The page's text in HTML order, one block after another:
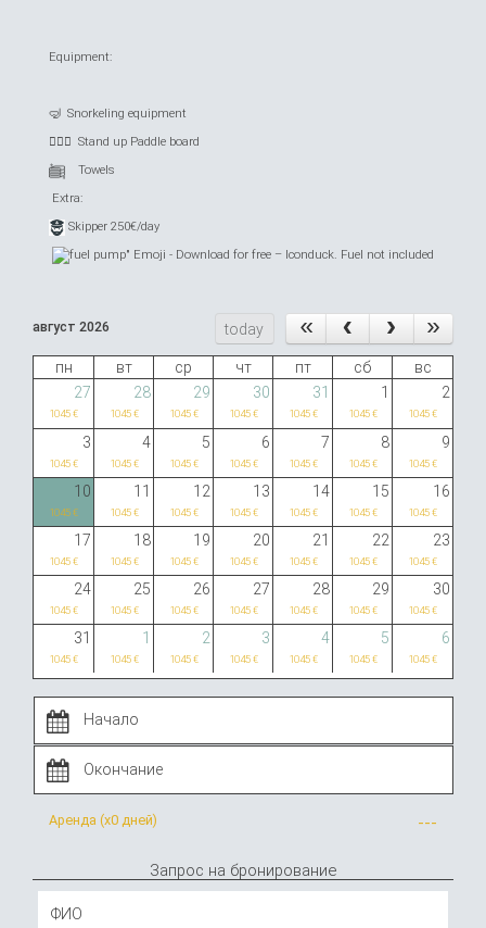
Equipment:
🤿 Snorkeling equipment
🏄🏻‍♂️ Stand up Paddle board
Towels
Extra:
Skipper 250€/day
. Fuel not included
август 2026 today
пн вт ср чт пт сб
вс
27
28 29 30 31 1 2
1045 € 1045 € 1045 € 1045 € 1045 € 1045 € 1045 €
3 4 5 6 7 8 9
1045 € 1045 € 1045 € 1045 € 1045 € 1045 € 1045 €
10 11 12 13 14 15 16
1045 € 1045 € 1045 € 1045 € 1045 € 1045 € 1045 €
17 18 19 20 21 22 23
1045 € 1045 € 1045 € 1045 € 1045 € 1045 € 1045 €
24 25 26 27 28 29 30
1045 € 1045 € 1045 € 1045 € 1045 € 1045 € 1045 €
31 1 2 3 4 5 6
1045 € 1045 € 1045 € 1045 € 1045 € 1045 € 1045 €
Аренда (x0 дней) ---
Запрос на бронирование